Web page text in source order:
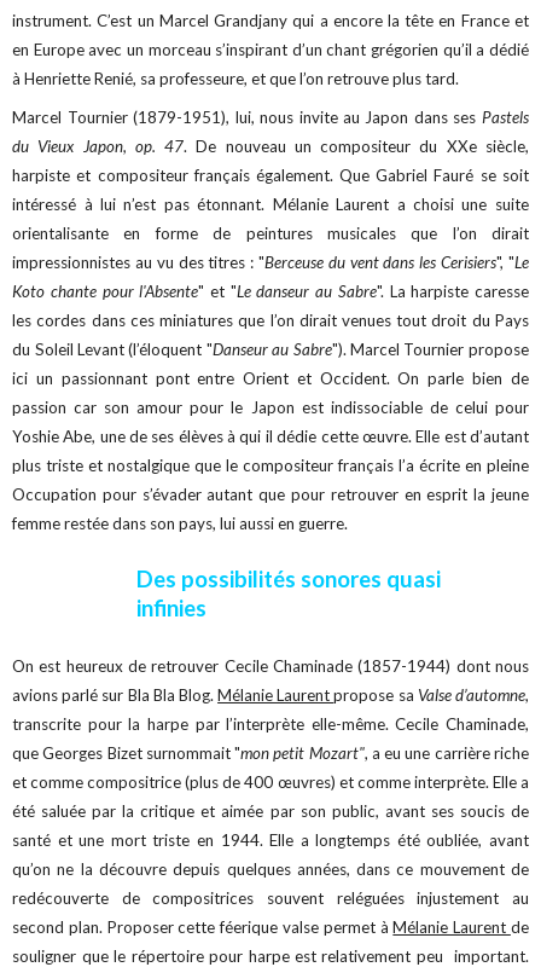
instrument. C’est un Marcel Grandjany qui a encore la tête en France et
en Europe avec un morceau s’inspirant d’un chant grégorien qu’il a dédié
à Henriette Renié, sa professeure, et que l’on retrouve plus tard.
Marcel Tournier (1879-1951), lui, nous invite au Japon dans ses Pastels
du Vieux Japon, op. 47. De nouveau un compositeur du XXe siècle,
harpiste et compositeur français également. Que Gabriel Fauré se soit
intéressé à lui n’est pas étonnant. Mélanie Laurent a choisi une suite
orientalisante en forme de peintures musicales que l’on dirait
impressionnistes au vu des titres : "Berceuse du vent dans les Cerisiers", "Le
Koto chante pour l'Absente" et "Le danseur au Sabre". La harpiste caresse
les cordes dans ces miniatures que l’on dirait venues tout droit du Pays
du Soleil Levant (l’éloquent "Danseur au Sabre"). Marcel Tournier propose
ici un passionnant pont entre Orient et Occident. On parle bien de
passion car son amour pour le Japon est indissociable de celui pour
Yoshie Abe, une de ses élèves à qui il dédie cette œuvre. Elle est d’autant
plus triste et nostalgique que le compositeur français l’a écrite en pleine
Occupation pour s’évader autant que pour retrouver en esprit la jeune
femme restée dans son pays, lui aussi en guerre.
Des possibilités sonores quasi
infinies
On est heureux de retrouver Cecile Chaminade (1857-1944) dont nous
avions parlé sur Bla Bla Blog.Mélanie Laurentpropose sa Valse d’automne,
transcrite pour la harpe par l’interprète elle-même. Cecile Chaminade,
que Georges Bizet surnommait "mon petit Mozart", a eu une carrière riche
et comme compositrice (plus de 400 œuvres) et comme interprète. Elle a
été saluée par la critique et aimée par son public, avant ses soucis de
santé et une mort triste en 1944. Elle a longtemps été oubliée, avant
qu’on ne la découvre depuis quelques années, dans ce mouvement de
redécouverte de compositrices souvent reléguées injustement au
second plan. Proposer cette féerique valse permet àMélanie Laurent de
souligner que le répertoire pour harpe est relativement peu important.